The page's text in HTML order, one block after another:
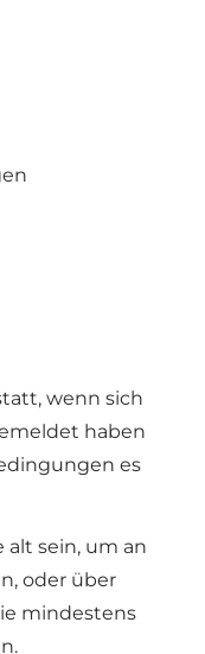
wenn sich
haben
es
alt sein, um an
oder über
mindestens